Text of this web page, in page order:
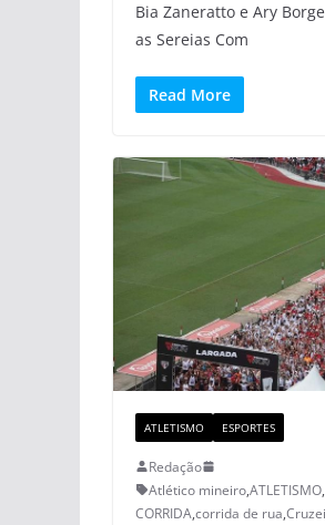
Bia Zaneratto e Ary
as Sereias Com
Read More
ATLETISMO ESPORTES
Redação
Atlético mineiro,ATLETISMO,
CORRIDA,corrida de rua,